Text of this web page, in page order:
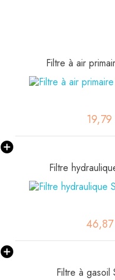
Filtre à air
Filtre
Filtre à gasoil